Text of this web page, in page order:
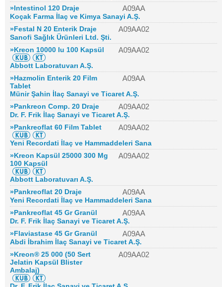
»Intestinol 120 Draje
A09AA
Koçak Farma İlaç ve Kimya Sanayi A.Ş.
»Festal N 20 Enterik Draje
A09AA02
Sanofi Sağlık Ürünleri Ltd. Şti.
»Kreon 10000 Iu 100 Kapsül
A09AA02
Abbott Laboratuvarı A.Ş.
»Hazmolin Enterik 20 Film
Tablet
A09AA
Münir Şahin İlaç Sanayi ve Ticaret A.Ş.
»Pankreon Comp. 20 Draje
A09AA02
Dr. F. Frik İlaç Sanayi ve Ticaret A.Ş.
»Pankreoflat 60 Film Tablet
A09AA02
Yeni Recordati İlaç ve Hammaddeleri Sana
»Kreon Kapsül 25000 300 Mg
100 Kapsül
A09AA02
Abbott Laboratuvarı A.Ş.
»Pankreoflat 20 Draje
A09AA
Yeni Recordati İlaç ve Hammaddeleri Sana
»Pankreoflat 45 Gr Granül
A09AA
Dr. F. Frik İlaç Sanayi ve Ticaret A.Ş.
»Flaviastase 45 Gr Granül
A09AA
Abdi İbrahim İlaç Sanayi ve Ticaret A.Ş.
»Kreon® 25 000 (50 Sert
Jelatin Kapsül Blister
Ambalaj)
A09AA02